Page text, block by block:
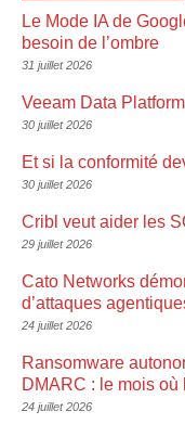
Le Mode IA de
besoin de l’ombre
31 juillet 2026
Veeam Data
30 juillet 2026
Et si la conformité
30 juillet 2026
Cribl veut aider les
29 juillet 2026
Cato Networks
d’attaques
24 juillet 2026
Ransomware
DMARC : le mois où
24 juillet 2026